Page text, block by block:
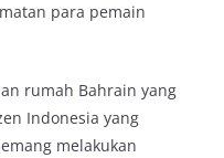
para pemain
rumah Bahrain yang
Indonesia yang
melakukan